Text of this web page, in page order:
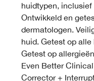
huidtypen, inclusief
Ontwikkeld en
dermatologen.
huid. Getest op alle
Getest op
Even Better
Corrector +